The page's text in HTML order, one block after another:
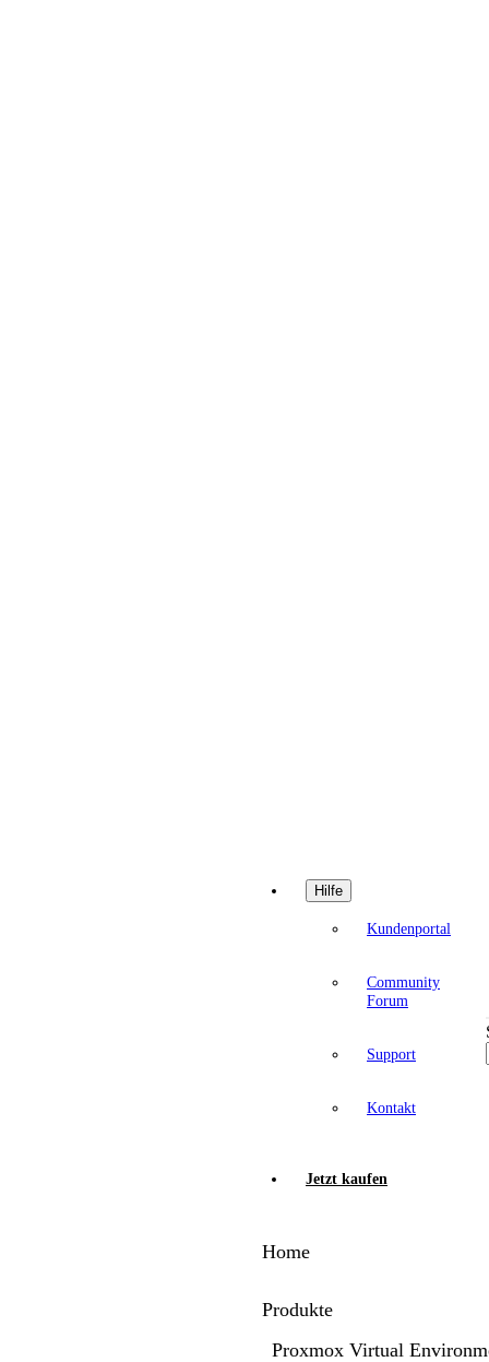
Hilfe
Kundenportal
Community
Forum
Support
Kontakt
Jetzt kaufen
Home
Produkte
Proxmox Virtual